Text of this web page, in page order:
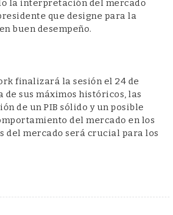
la interpretación del mercado
que designe para la
buen desempeño.
finalizará la sesión el 24 de
de sus máximos históricos, las
de un PIB sólido y un posible
del mercado en los
del mercado será crucial para los